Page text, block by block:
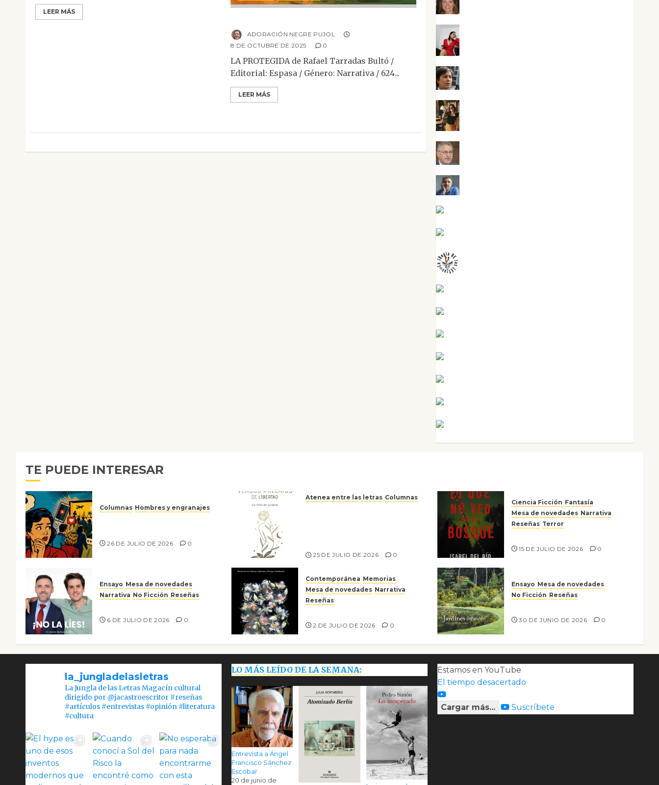
LEER MÁS
ADORACIÓN NEGRE PUJOL
8 DE OCTUBRE DE 2025
0
LA PROTEGIDA de Rafael Tarradas Bultó /
Editorial: Espasa / Género: Narrativa / 624...
LEER MÁS
TE PUEDE INTERESAR
Columnas Hombres y engranajes
26 DE JULIO DE 2026 0
Atenea entre las letras Columnas
25 DE JULIO DE 2026 0
Ciencia Ficción Fantasía
Mesa de novedades Narrativa
Reseñas Terror
15 DE JULIO DE 2026 0
Ensayo Mesa de novedades
Narrativa No Ficción Reseñas
6 DE JULIO DE 2026 0
Contemporánea Memorias
Mesa de novedades Narrativa
Reseñas
2 DE JULIO DE 2026 0
Ensayo Mesa de novedades
No Ficción Reseñas
30 DE JUNIO DE 2026 0
la_jungladelasletras
La Jungla de las Letras Magacín cultural
dirigido por @jacastroescritor #reseñas
#artículos #entrevistas #opinión #literatura
#cultura
LO MÁS LEÍDO DE LA SEMANA:
Entrevista a Ángel
Francisco Sánchez
Escobar
20 de junio de
Estamos en YouTube
El tiempo desacertado
Cargar más... Suscríbete